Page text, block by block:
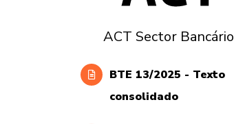
ACT Sector Bancário
BTE 13/2025 - Texto
consolidado